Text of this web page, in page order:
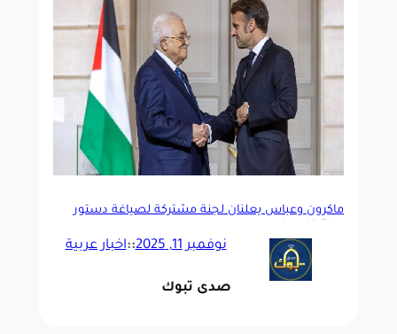
ماكرون وعباس يعلنان لجنة مشتركة لصياغة دستور
نوفمبر 11, 2025 ::اخبار عربية
صدى تبوك